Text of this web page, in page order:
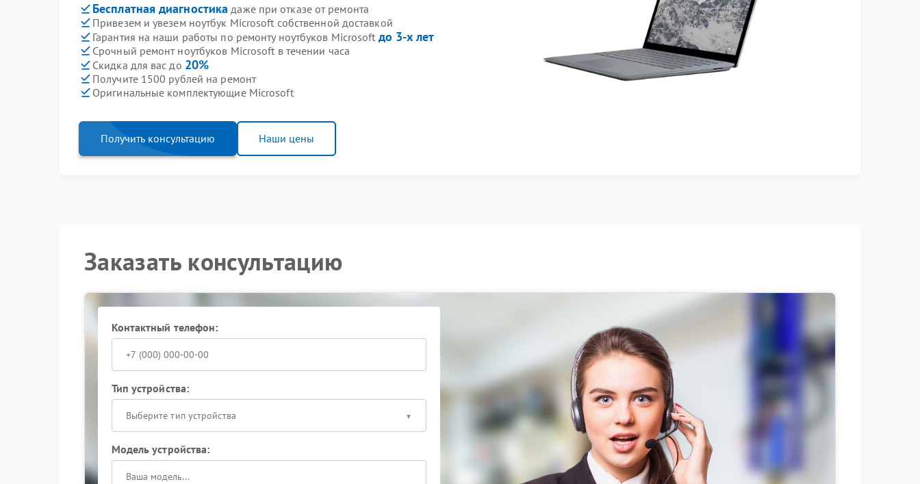
Бесплатная диагностика даже при отказе от ремонта
Привезем и увезем ноутбук Microsoft собственной доставкой
Гарантия на наши работы по ремонту ноутбуков Microsoft до 3-х лет
Срочный ремонт ноутбуков Microsoft в течении часа
Скидка для вас до 20%
Получите 1500 рублей на ремонт
Оригинальные комплектующие Microsoft
Получить консультацию Наши цены
Заказать консультацию
Контактный телефон:
Тип устройства:
Выберите тип устройства
Модель устройства: